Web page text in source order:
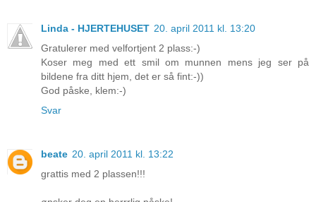
Linda - HJERTEHUSET 20. april 2011 kl. 13:20
Gratulerer med velfortjent 2 plass:-)
Koser meg med ett smil om munnen mens jeg ser på
bildene fra ditt hjem, det er så fint:-))
God påske, klem:-)
Svar
beate 20. april 2011 kl. 13:22
grattis med 2 plassen!!!